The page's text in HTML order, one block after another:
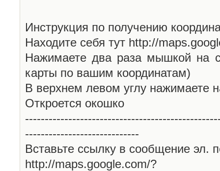
Инструкция по получению
Находите себя тут http://
Нажимаете два раза мышкой на
карты по вашим координатам)
В верхнем левом углу нажимаете
Откроется окошко
-----------------------------
Вставьте ссылку в сообщение эл.
http://maps.google.com/?